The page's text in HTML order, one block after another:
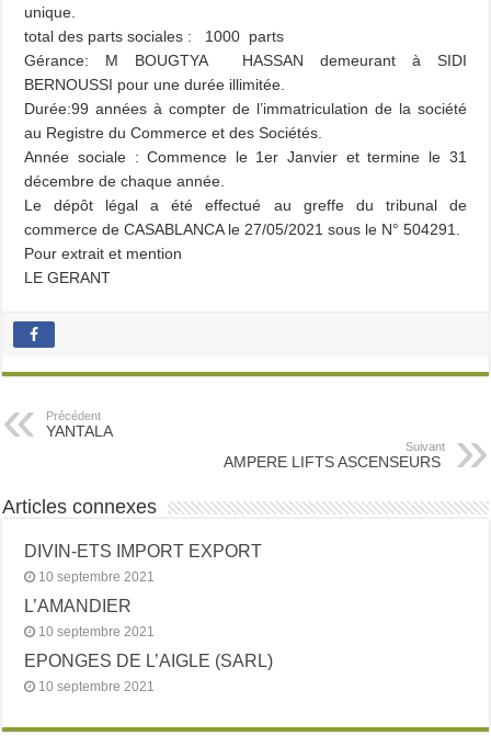
unique.
total des parts sociales : 1000 parts
Gérance: M BOUGTYA HASSAN demeurant à SIDI
BERNOUSSI pour une durée illimitée.
Durée:99 années à compter de l’immatriculation de la société
au Registre du Commerce et des Sociétés.
Année sociale : Commence le 1er Janvier et termine le 31
décembre de chaque année.
Le dépôt légal a été effectué au greffe du tribunal de
commerce de CASABLANCA le 27/05/2021 sous le N° 504291.
Pour extrait et mention
LE GERANT
Précédent
YANTALA
Suivant
AMPERE LIFTS ASCENSEURS
Articles connexes
DIVIN-ETS IMPORT EXPORT
10 septembre 2021
L’AMANDIER
10 septembre 2021
EPONGES DE L’AIGLE (SARL)
10 septembre 2021